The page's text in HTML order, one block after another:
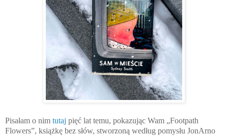
Pisałam o nim tutaj pięć lat temu, pokazując Wam „Footpath
Flowers”, książkę bez słów, stworzoną według pomysłu JonArno